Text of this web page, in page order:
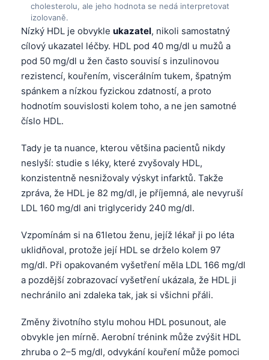
cholesterolu, ale jeho hodnota se nedá interpretovat
izolovaně.
Nízký HDL je obvykle ukazatel, nikoli samostatný
cílový ukazatel léčby. HDL pod 40 mg/dl u mužů a
pod 50 mg/dl u žen často souvisí s inzulinovou
rezistencí, kouřením, viscerálním tukem, špatným
spánkem a nízkou fyzickou zdatností, a proto
hodnotím souvislosti kolem toho, a ne jen samotné
číslo HDL.
Tady je ta nuance, kterou většina pacientů nikdy
neslyší: studie s léky, které zvyšovaly HDL,
konzistentně nesnižovaly výskyt infarktů. Takže
zpráva, že HDL je 82 mg/dl, je příjemná, ale nevyruší
LDL 160 mg/dl ani triglyceridy 240 mg/dl.
Vzpomínám si na 61letou ženu, jejíž lékař ji po léta
uklidňoval, protože její HDL se drželo kolem 97
mg/dl. Při opakovaném vyšetření měla LDL 166 mg/dl
a pozdější zobrazovací vyšetření ukázala, že HDL ji
nechránilo ani zdaleka tak, jak si všichni přáli.
Změny životního stylu mohou HDL posunout, ale
obvykle jen mírně. Aerobní trénink může zvýšit HDL
zhruba o 2–5 mg/dl, odvykání kouření může pomoci